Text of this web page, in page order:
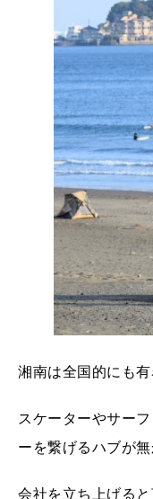
湘南は全国的にも
スケーターやサー
ーを繋げるハブが
会社を立ち上げる